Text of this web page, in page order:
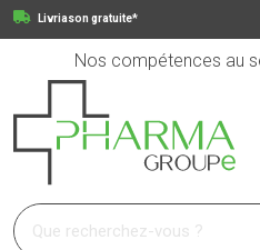
Livriason gratuite*
Nos compétences au
Pharmagroupe Votre